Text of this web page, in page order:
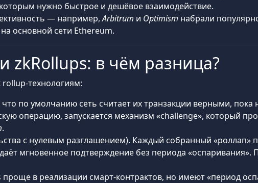
нужно быстрое и дешёвое взаимодействие.
— например,Arbitrum и Optimism набрали
основной сети Ethereum.
zkRollups: в чём разница?
технологиям:
по умолчанию сеть считает их транзакции верными, пока
операцию, запускается механизм «challenge», который
.
с нулевым разглашением). Каждый собранный «роллап»
мгновенное подтверждение без периода
в реализации смарт-контрактов, но имеют «период